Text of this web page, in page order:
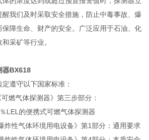
醒我们及时采取安全措施，防止中毒事故、爆
障生命、财产的安全。广泛应用于石油、化
采矿等行业。
器BX618
遵守以下国家标准：
燃气体探测器》第三步部分：
LEL的便携式可燃气体探测器
炸性气体环境用电设备》第1部分：通用要求